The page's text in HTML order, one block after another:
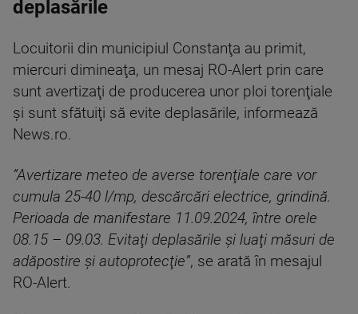
deplasările
Locuitorii din municipiul Constanţa au primit,
miercuri dimineaţa, un mesaj RO-Alert prin care
sunt avertizaţi de producerea unor ploi torenţiale
şi sunt sfătuiţi să evite deplasările, informează
News.ro.
”Avertizare meteo de averse torenţiale care vor
cumula 25-40 l/mp, descărcări electrice, grindină.
Perioada de manifestare 11.09.2024, între orele
08.15 – 09.03. Evitaţi deplasările şi luaţi măsuri de
adăpostire şi autoprotecţie”, se arată în mesajul
RO-Alert.